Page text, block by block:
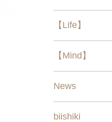
【Life】
【Mind】
News
biishiki